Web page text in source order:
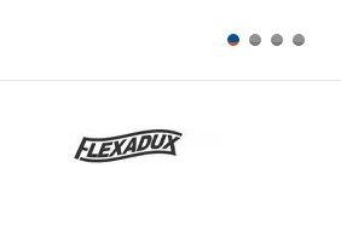
VIGOT 150 JAAR